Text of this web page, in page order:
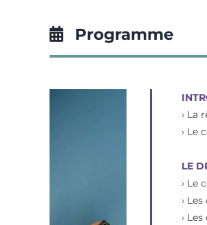
Programme
› La
› Le
LE
› Le
›
›